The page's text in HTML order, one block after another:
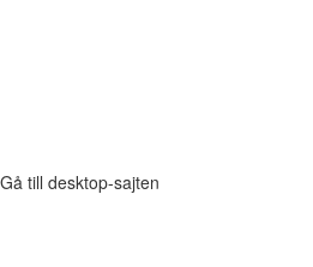
Gå till desktop-sajten